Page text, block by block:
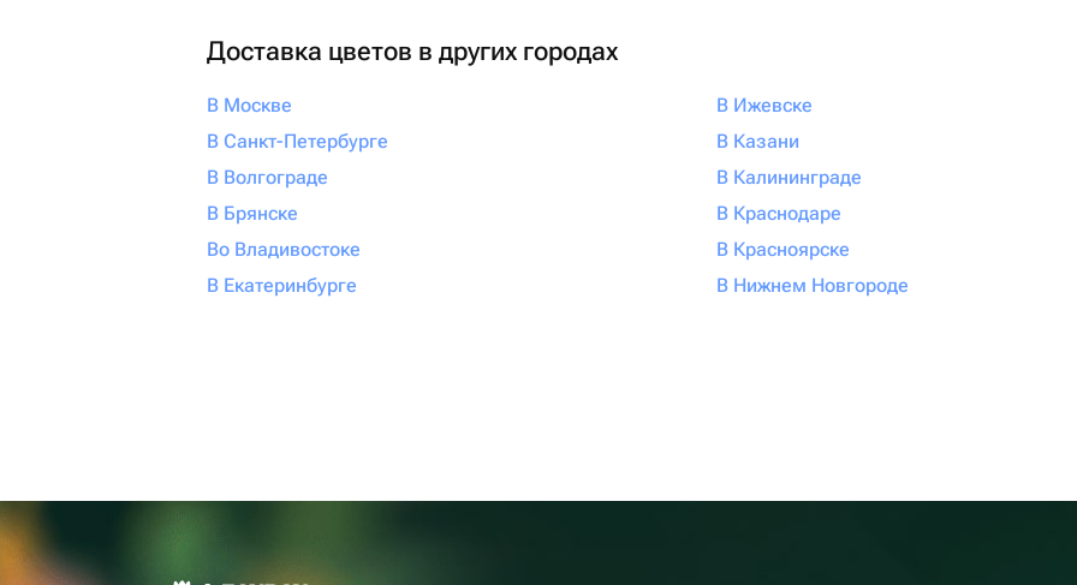
Доставка цветов в других городах
В Москве
В Санкт-Петербурге
В Волгограде
В Брянске
Во Владивостоке
В Екатеринбурге
В Ижевске
В Казани
В Калининграде
В Краснодаре
В Красноярске
В Нижнем Новгороде